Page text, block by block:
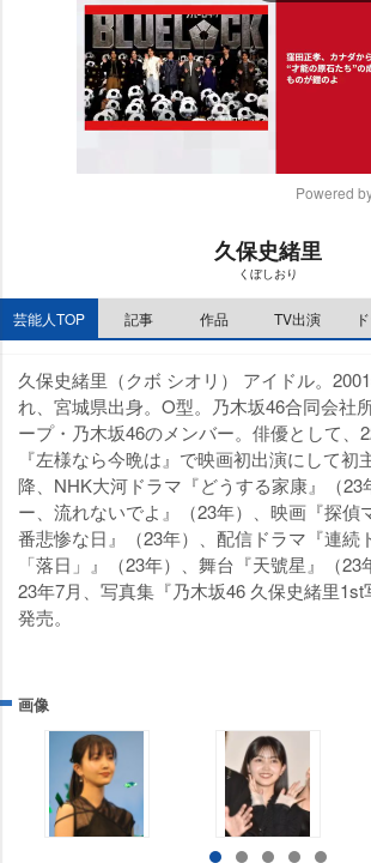
Powered
久保史緒里
くぼしおり
芸能人TOP 記事 作品 TV出演
久保史緒里（クボ シオリ） アイドル。
れ、宮城県出身。O型。乃木坂46合同会社
ープ・乃木坂46のメンバー。俳優として、
『左様なら今晩は』で映画初出演にして初
降、NHK大河ドラマ『どうする家康』（23
ー、流れないでよ』（23年）、映画『探偵
番悲惨な日』（23年）、配信ドラマ『連続
「落日」』（23年）、舞台『天號星』（23
23年7月、写真集『乃木坂46 久保史緒里
発売。
画像